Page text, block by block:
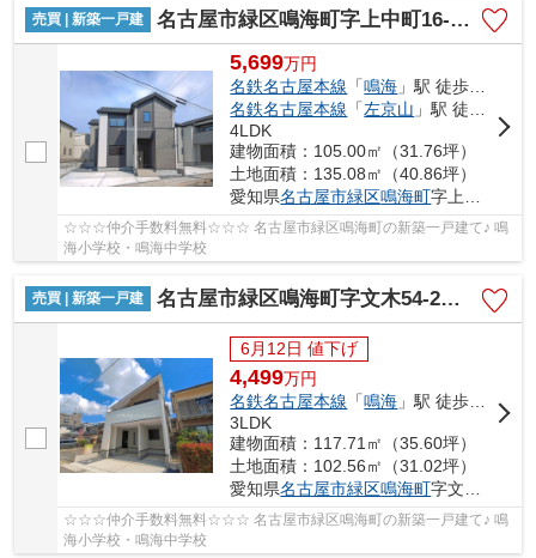
売買 | 新築一戸建 名古屋市緑区鳴海町字上中町16-7【仲介手数料無料】新築一戸建て 3号棟
5,699万円
名鉄名古屋本線 「鳴海 」駅 徒歩8分
名鉄名古屋本線 「左京山 」駅 徒歩16分
4LDK
建物面積：105.00㎡（31.76坪）
土地面積：135.08㎡（40.86坪）
愛知県名古屋市緑区鳴海町字上中町16-7
☆☆☆仲介手数料無料☆☆☆ 名古屋市緑区鳴海町の新築一戸建て♪ 鳴
海小学校・鳴海中学校
売買 | 新築一戸建 名古屋市緑区鳴海町字文木54-2【仲介手数料無料】新築一戸建て 1号棟
6月12日 値下げ
4,499万円
名鉄名古屋本線 「鳴海 」駅 徒歩12分
3LDK
建物面積：117.71㎡（35.60坪）
土地面積：102.56㎡（31.02坪）
愛知県名古屋市緑区鳴海町字文木54-2
☆☆☆仲介手数料無料☆☆☆ 名古屋市緑区鳴海町の新築一戸建て♪ 鳴
海小学校・鳴海中学校